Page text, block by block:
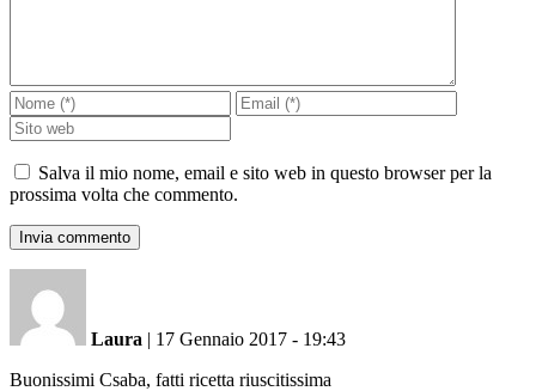
Salva il mio nome, email e sito web in questo browser per la
prossima volta che commento.
Laura | 17 Gennaio 2017 - 19:43
Buonissimi Csaba, fatti ricetta riuscitissima